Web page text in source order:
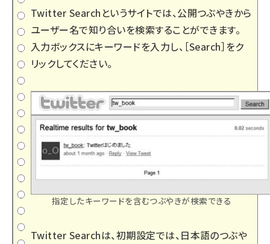
Twitter Search というサイトでは、公開つぶやきから
ユーザー名で知り合いを検索することができます。
入力ボックスにキーワードを入力し、［Search］をク
リックしてください。
指定したキーワードを含むつぶやきが検索できる
Twitter Searchは、初期設定では、日本語のつぶや